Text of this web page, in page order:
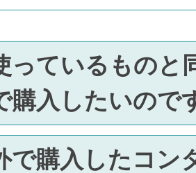
っているものと
購入したいので
で購入したコン